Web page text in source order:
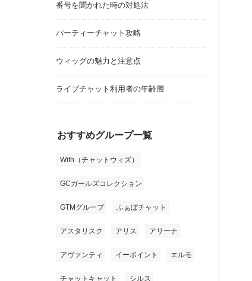
番号を聞かれた時の対処法
パーティーチャット攻略
ウィッグの魅力と注意点
ライブチャット利用者の年齢層
おすすめグループ一覧
With（チャットウィズ）
GCガールズコレクション
GTMグループ ふぁぼチャット
アスタリスク アリス アリーナ
アヴァンティ イーポイント エルモ
チャットキャット シルス